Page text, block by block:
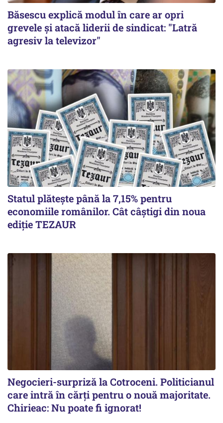
Băsescu explică modul în care ar opri
grevele și atacă liderii de sindicat: "Latră
agresiv la televizor"
Statul plătește până la 7,15% pentru
economiile românilor. Cât câștigi din noua
ediție TEZAUR
Negocieri-surpriză la Cotroceni. Politicianul
care intră în cărți pentru o nouă majoritate.
Chirieac: Nu poate fi ignorat!